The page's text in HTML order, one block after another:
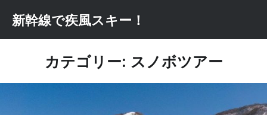
テ
へ
新幹線で疾風スキー！
カテゴリー: スノボツアー